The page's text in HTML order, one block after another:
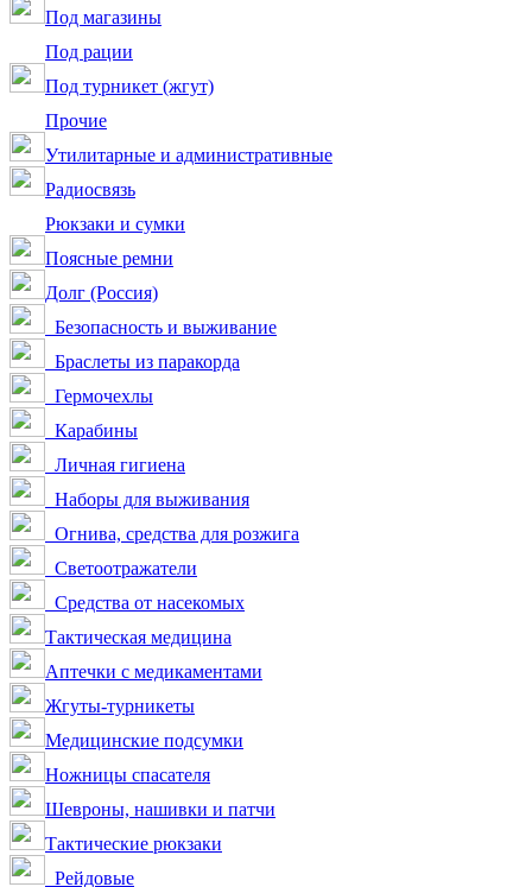
Под магазины
Под рации
Под турникет (жгут)
Прочие
Утилитарные и административные
Радиосвязь
Рюкзаки и сумки
Поясные ремни
Долг (Россия)
Безопасность и выживание
Браслеты из паракорда
Гермочехлы
Карабины
Личная гигиена
Наборы для выживания
Огнива, средства для розжига
Светоотражатели
Средства от насекомых
Тактическая медицина
Аптечки с медикаментами
Жгуты-турникеты
Медицинские подсумки
Ножницы спасателя
Шевроны, нашивки и патчи
Тактические рюкзаки
Рейдовые